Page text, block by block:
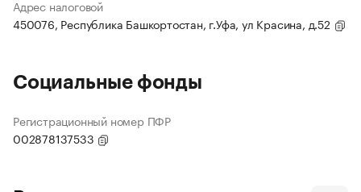
Адрес налоговой
450076, Республика Башкортостан, г.Уфа, ул Красина, д.52
Социальные фонды
Регистрационный номер ПФР
002878137533